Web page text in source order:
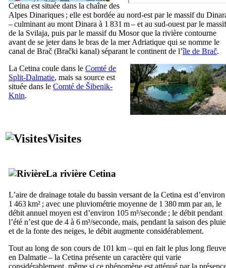
Cetina est située dans la chaîne des
Alpes Dinariques ; elle est bordée au nord-est par le massif du
– culminant au mont Dinara à 1 831 m – et au sud-ouest par le massif
de la Svilaja, puis par le massif du Mosorque la rivière contourne
avant de se jeter dans le bras de la mer Adriatique qui se nomme le
canal de Brač (Brački kanal) séparant le continent de l’île de Brač.
La Cetina coule dans le Comté de
Split-Dalmatie, mais sa source est
située dans le Comté de Šibenik-
Knin.
Visites
La rivière Cetina
L’aire de drainage totale du bassin versant de la Cetina est d’environ
1 463 km² ; avec une pluviométrie moyenne de 1 380 mm par an, le
débit annuel moyen est d’environ 105 m³/seconde ; le débit pendant
l’été n’est que de 4 à 6 m³/seconde, mais, pendant la saison des
et de la fonte des neiges, le débit augmente considérablement.
Tout au long de son cours de 101 km – qui en fait le plus long fleuve
en Dalmatie – la Cetina présente un caractère qui varie
considérablement, même si ce phénomène est atténué par la